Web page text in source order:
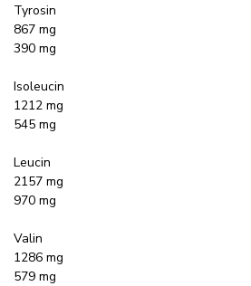
Tyrosin
867 mg
390 mg
Isoleucin
1212 mg
545 mg
Leucin
2157 mg
970 mg
Valin
1286 mg
579 mg